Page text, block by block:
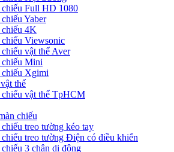
Full HD 1080
Yaber
4K
Viewsonic
vật thể Aver
Mini
Xgimi
thể
vật thể TpHCM
chiếu
treo tường kéo tay
treo tường Điện có điều khiển
3 chân di động